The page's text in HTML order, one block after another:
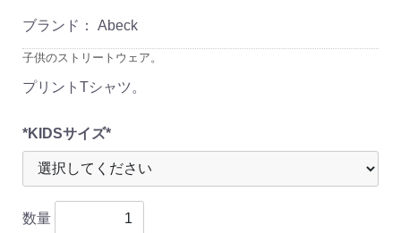
ブランド： Abeck
子供のストリートウェア。
プリントTシャツ。
*KIDSサイズ*
数量